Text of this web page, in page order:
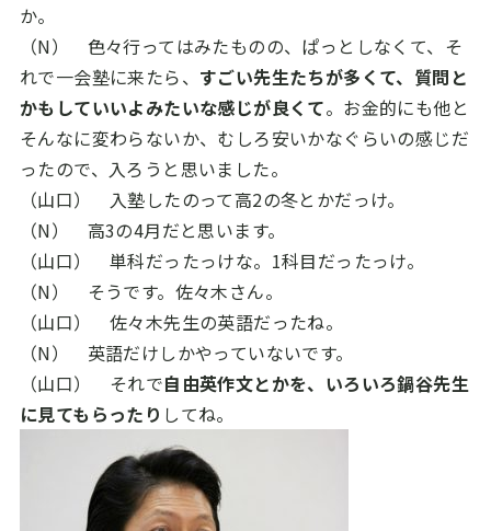
か。
（N） 色々行ってはみたものの、ぱっとしなくて、そ
れで一会塾に来たら、 すごい先生たちが多くて、質問と
かもしていいよみたいな感じが良くて。お金的にも他と
そんなに変わらないか、むしろ安いかなぐらいの感じだ
ったので、入ろうと思いました。
（山口） 入塾したのって高2の冬とかだっけ。
（N） 高3の4月だと思います。
（山口） 単科だったっけな。 1科目だったっけ。
（N） そうです。佐々木さん。
（山口） 佐々木先生の英語だったね。
（N） 英語だけしかやっていないです。
（山口） それで自由英作文とかを、いろいろ鍋谷先生
に見てもらったり してね。